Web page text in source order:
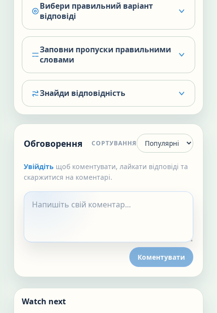
Вибери правильний варіант
відповіді
Заповни пропуски правильними
словами
Знайди відповідність
Обговорення СОРТУВАННЯ
Увійдіть щоб коментувати, лайкати відповіді та
скаржитися на коментарі.
Коментувати
Watch next